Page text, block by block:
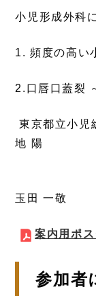
小児形成外科
1. 頻度の高い
2.口唇口蓋裂
東京都立小児
地 陽
演者2
玉田 一敬
案内用ポ
参加者